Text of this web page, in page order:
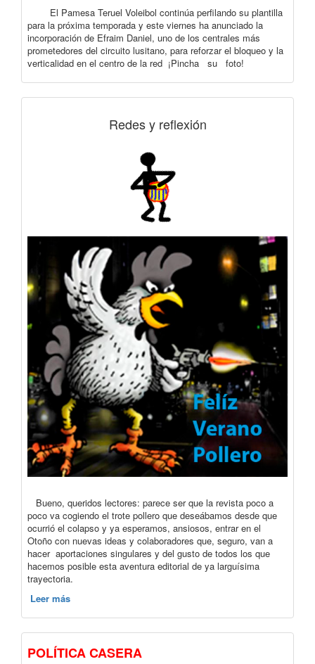
El Pamesa Teruel Voleibol continúa perfilando su plantilla
para la próxima temporada y este viernes ha anunciado la
incorporación de Efraim Daniel, uno de los centrales más
prometedores del circuito lusitano, para reforzar el bloqueo y la
verticalidad en el centro de la red ¡Pincha su foto!
Redes y reflexión
Bueno, queridos lectores: parece ser que la revista poco a
poco va cogiendo el trote pollero que deseábamos desde que
ocurrió el colapso y ya esperamos, ansiosos, entrar en el
Otoño con nuevas ideas y colaboradores que, seguro, van a
hacer aportaciones singulares y del gusto de todos los que
hacemos posible esta aventura editorial de ya larguísima
trayectoria.
Leer más
POLÍTICA CASERA